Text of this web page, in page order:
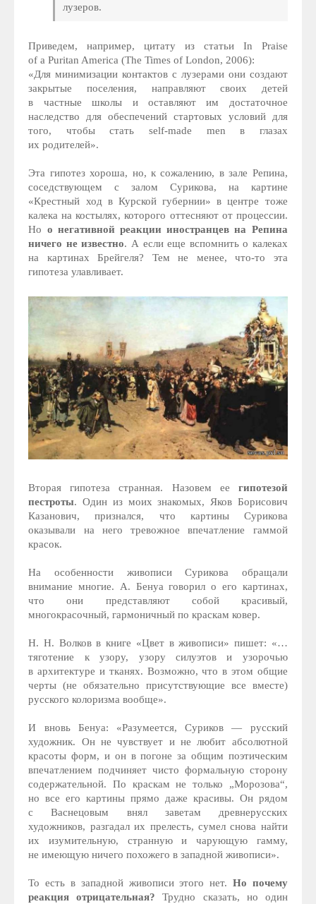
лузеров.
Приведем, например, цитату из статьи In Praise
of a Puritan America (The Times of London, 2006):
«Для минимизации контактов с лузерами они создают
закрытые поселения, направляют своих детей
в частные школы и оставляют им достаточное
наследство для обеспечений стартовых условий для
того, чтобы стать self-made men в глазах
их родителей».
Эта гипотез хороша, но, к сожалению, в зале Репина,
соседствующем с залом Сурикова, на картине
«Крестный ход в Курской губернии» в центре тоже
калека на костылях, которого оттесняют от процессии.
Но о негативной реакции иностранцев на Репина
ничего не известно. А если еще вспомнить о калеках
на картинах Брейгеля? Тем не менее, что-то эта
гипотеза улавливает.
Вторая гипотеза странная. Назовем ее гипотезой
пестроты. Один из моих знакомых, Яков Борисович
Казанович, признался, что картины Сурикова
оказывали на него тревожное впечатление гаммой
красок.
На особенности живописи Сурикова обращали
внимание многие. А. Бенуа говорил о его картинах,
что они представляют собой красивый,
многокрасочный, гармоничный по краскам ковер.
Н. Н. Волков в книге «Цвет в живописи» пишет: «…
тяготение к узору, узору силуэтов и узорочью
в архитектуре и тканях. Возможно, что в этом общие
черты (не обязательно присутствующие все вместе)
русского колоризма вообще».
И вновь Бенуа: «Разумеется, Суриков — русский
художник. Он не чувствует и не любит абсолютной
красоты форм, и он в погоне за общим поэтическим
впечатлением подчиняет чисто формальную сторону
содержательной. По краскам не только „Морозова“,
но все его картины прямо даже красивы. Он рядом
с Васнецовым внял заветам древнерусских
художников, разгадал их прелесть, сумел снова найти
их изумительную, странную и чарующую гамму,
не имеющую ничего похожего в западной живописи».
То есть в западной живописи этого нет. Но почему
реакция отрицательная? Трудно сказать, но один